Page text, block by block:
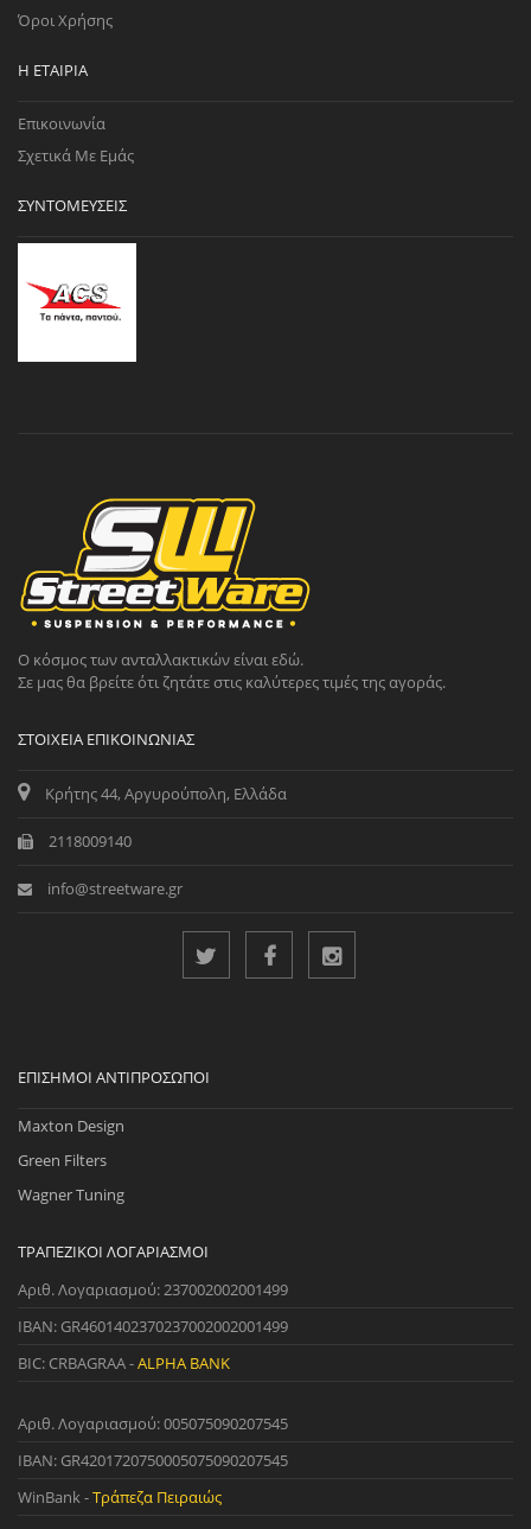
Όροι Χρήσης
Η ΕΤΑΙΡΊΑ
Επικοινωνία
Σχετικά Με Εμάς
ΣΥΝΤΟΜΕΎΣΕΙΣ
Ο κόσμος των ανταλλακτικών είναι εδώ.
Σε μας θα βρείτε ότι ζητάτε στις καλύτερες τιμές της αγοράς.
ΣΤΟΙΧΕΊΑ ΕΠΙΚΟΙΝΩΝΊΑΣ
Κρήτης 44, Αργυρούπολη, Ελλάδα
2118009140
info@streetware.gr
ΕΠΊΣΗΜΟΙ ΑΝΤΙΠΡΌΣΩΠΟΙ
Maxton Design
Green Filters
Wagner Tuning
ΤΡΑΠΕΖΙΚΟΊ ΛΟΓΑΡΙΑΣΜΟΊ
Αριθ. Λογαριασμού: 237002002001499
IBAN: GR4601402370237002002001499
BIC: CRBAGRAA -ALPHA BANK
Αριθ. Λογαριασμού: 005075090207545
IBAN: GR4201720750005075090207545
WinBank -Τράπεζα Πειραιώς